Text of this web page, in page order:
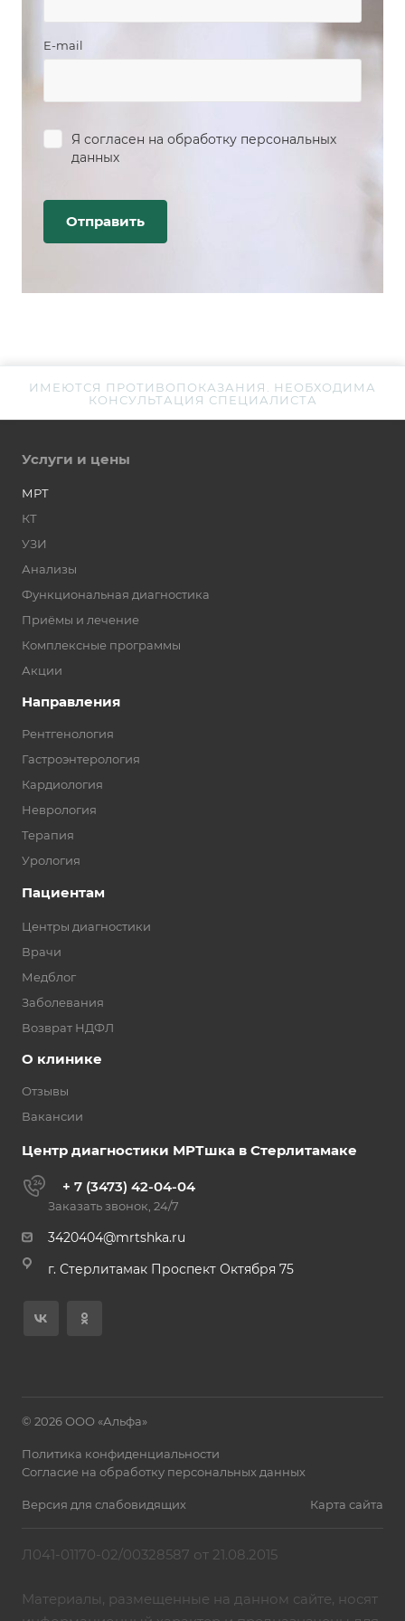
E-mail
Я согласен на обработку персональных
данных
ИМЕЮТСЯ ПРОТИВОПОКАЗАНИЯ. НЕОБХОДИМА
КОНСУЛЬТАЦИЯ СПЕЦИАЛИСТА
Услуги и цены
МРТ
КТ
УЗИ
Анализы
Функциональная диагностика
Приёмы и лечение
Комплексные программы
Акции
Направления
Рентгенология
Гастроэнтерология
Кардиология
Неврология
Терапия
Урология
Пациентам
Центры диагностики
Врачи
Медблог
Заболевания
Возврат НДФЛ
О клинике
Отзывы
Вакансии
Центр диагностики МРТшка в Стерлитамаке
+ 7 (3473) 42-04-04
Заказать звонок, 24/7
3420404@mrtshka.ru
г. Стерлитамак Проспект Октября 75
© 2026 ООО «Альфа»
Политика конфиденциальности
Согласие на обработку персональных данных
Версия для слабовидящих Карта сайта
Л041-01170-02/00328587 от 21.08.2015
Материалы, размещенные на данном сайте, носят